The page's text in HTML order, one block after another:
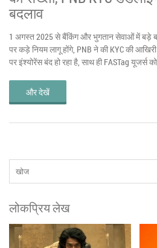
बदलाव
1 अगस्त 2025 से बैंकिंग और भुगतान सेवाओं में बड़े
पर कड़े नियम लागू होंगे, PNB ने की KYC की आखिरी
पर इंश्योरेंस बंद हो रहा है, साथ ही FASTag यूजर्स
और देखें
लोकप्रिय लेख